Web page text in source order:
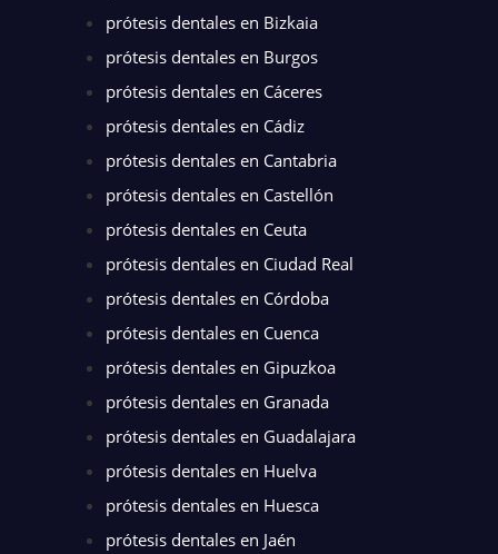
prótesis dentales en Bizkaia
prótesis dentales en Burgos
prótesis dentales en Cáceres
prótesis dentales en Cádiz
prótesis dentales en Cantabria
prótesis dentales en Castellón
prótesis dentales en Ceuta
prótesis dentales en Ciudad Real
prótesis dentales en Córdoba
prótesis dentales en Cuenca
prótesis dentales en Gipuzkoa
prótesis dentales en Granada
prótesis dentales en Guadalajara
prótesis dentales en Huelva
prótesis dentales en Huesca
prótesis dentales en Jaén